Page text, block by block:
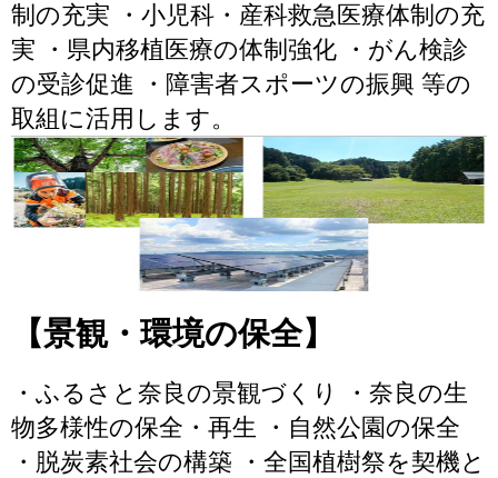
制の充実 ・小児科・産科救急医療体制の充
実 ・県内移植医療の体制強化 ・がん検診
の受診促進 ・障害者スポーツの振興 等の
取組に活用します。
【景観・環境の保全】
・ふるさと奈良の景観づくり ・奈良の生
物多様性の保全・再生 ・自然公園の保全
・脱炭素社会の構築 ・全国植樹祭を契機と